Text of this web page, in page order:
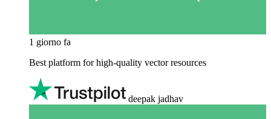
1 giorno fa
Best platform for high-quality vector resources
deepak jadhav